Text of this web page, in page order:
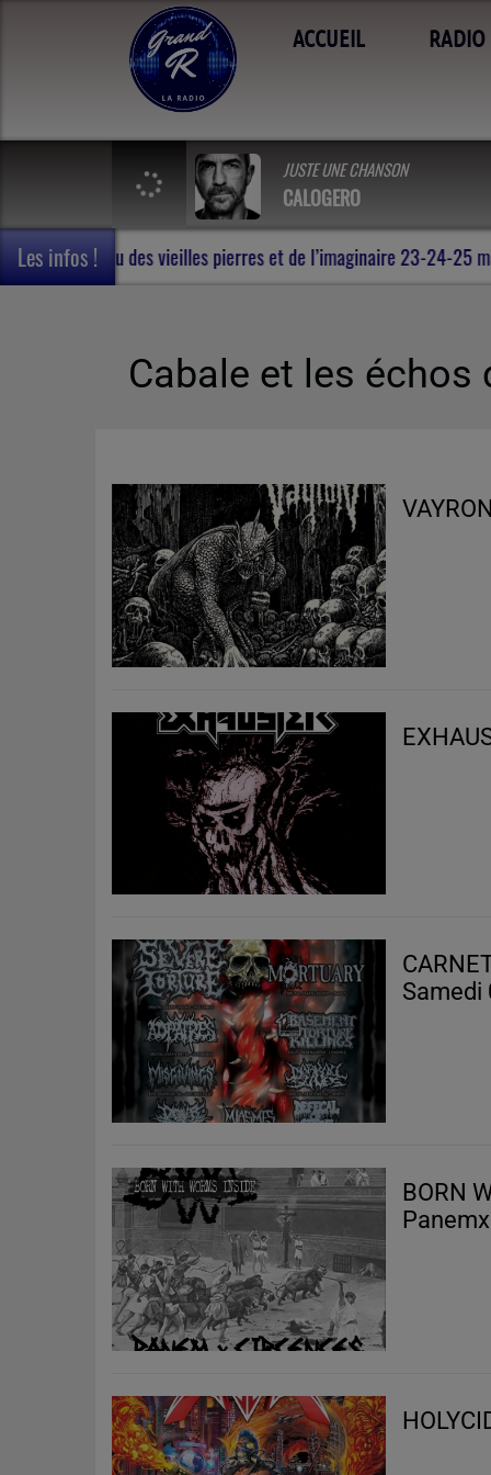
ACCUEIL RADIO
JUSTE UNE CHANSON
CALOGERO
Les infos !
voyage en Terres de Rohan , au milieu des vieilles pierres et de
Cabale et les échos
CARNET DE
BORN